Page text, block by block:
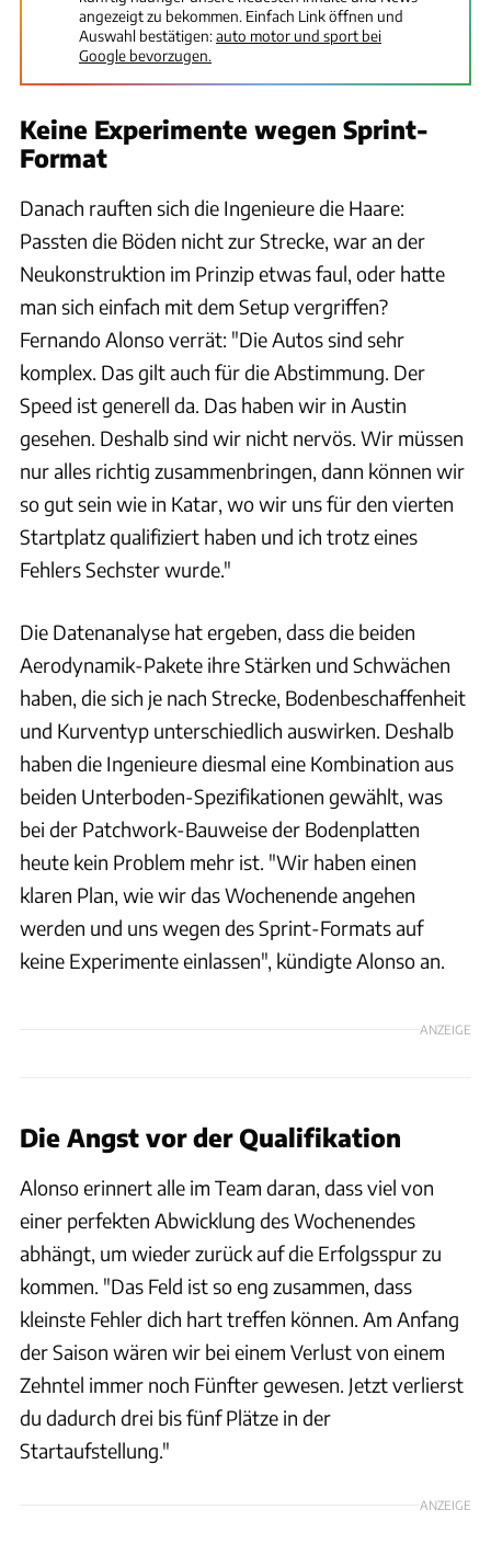
angezeigt zu bekommen. Einfach Link öffnen und
Auswahl bestätigen:auto motor und sport bei
Google bevorzugen.
Keine Experimente wegen Sprint-
Format
Danach rauften sich die Ingenieure die Haare:
Passten die Böden nicht zur Strecke, war an der
Neukonstruktion im Prinzip etwas faul, oder hatte
man sich einfach mit dem Setup vergriffen?
Fernando Alonso verrät: "Die Autos sind sehr
komplex. Das gilt auch für die Abstimmung. Der
Speed ist generell da. Das haben wir in Austin
gesehen. Deshalb sind wir nicht nervös. Wir müssen
nur alles richtig zusammenbringen, dann können wir
so gut sein wie in Katar, wo wir uns für den vierten
Startplatz qualifiziert haben und ich trotz eines
Fehlers Sechster wurde."
Die Datenanalyse hat ergeben, dass die beiden
Aerodynamik-Pakete ihre Stärken und Schwächen
haben, die sich je nach Strecke, Bodenbeschaffenheit
und Kurventyp unterschiedlich auswirken. Deshalb
haben die Ingenieure diesmal eine Kombination aus
beiden Unterboden-Spezifikationen gewählt, was
bei der Patchwork-Bauweise der Bodenplatten
heute kein Problem mehr ist. "Wir haben einen
klaren Plan, wie wir das Wochenende angehen
werden und uns wegen des Sprint-Formats auf
keine Experimente einlassen", kündigte Alonso an.
ANZEIGE
Die Angst vor der Qualifikation
Alonso erinnert alle im Team daran, dass viel von
einer perfekten Abwicklung des Wochenendes
abhängt, um wieder zurück auf die Erfolgsspur zu
kommen. "Das Feld ist so eng zusammen, dass
kleinste Fehler dich hart treffen können. Am Anfang
der Saison wären wir bei einem Verlust von einem
Zehntel immer noch Fünfter gewesen. Jetzt verlierst
du dadurch drei bis fünf Plätze in der
Startaufstellung."
ANZEIGE